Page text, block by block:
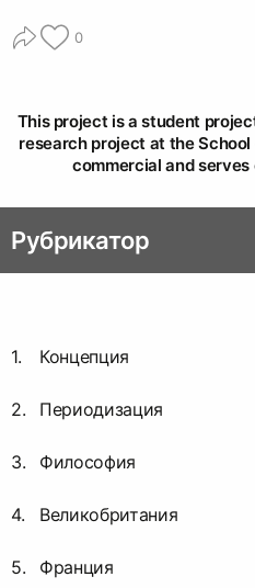
0
This project is a student
research project at the
commercial and
Рубрикатор
Концепция
Периодизация
Философия
Великобритания
Франция